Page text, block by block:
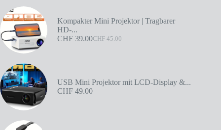
Kompakter Mini Projektor | Tragbarer
HD-...
CHF45.00
CHF 39.00
USB Mini Projektor mit LCD-Display &...
CHF 49.00